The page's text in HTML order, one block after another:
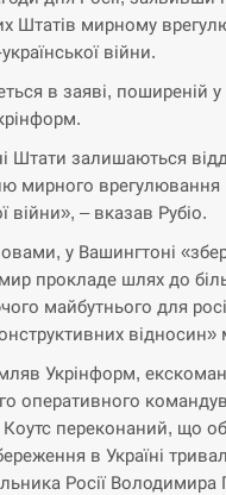
–…
новий раунд
з Європою щодо
в США
новое
розгортається
– Reuters
Штатів мирному
війни.
в заяві, поширеній у
Штати залишаються
мирного врегулювання
війни», – вказав Рубіо.
у Вашингтоні
прокладе шлях до
майбутнього для
Укрінформ,
оперативного
Коутс переконаний, що
в Україні
Росії Володимира